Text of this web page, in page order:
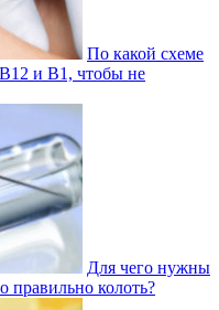
По какой схеме
и В1, чтобы не
Для чего нужны
правильно колоть?